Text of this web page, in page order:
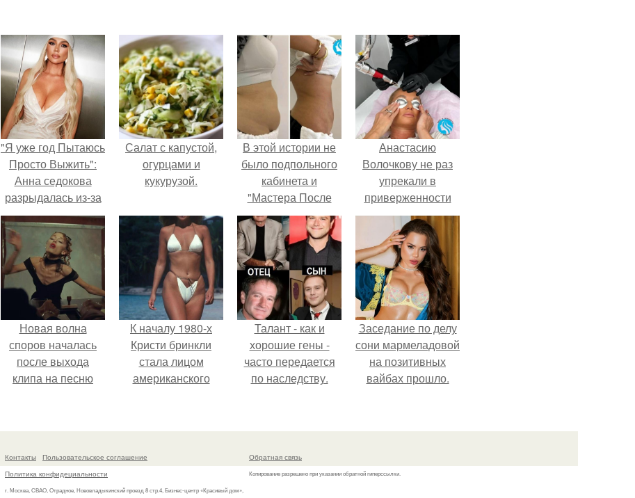
"Я уже год Пытаюсь
Просто Выжить":
Анна седокова
разрыдалась из-за
жесткой травли и
проклятий в сети.
Салат с капустой,
огурцами и
кукурузой.
В этой истории не
было подпольного
кабинета и
"Мастера После
Двухнедельных
Курсов".
Анастасию
Волочкову не раз
упрекали в
приверженности
устаревшим бьюти -
процедурам.
Новая волна
споров началась
после выхода
клипа на песню
К началу 1980-х
Кристи бринкли
стала лицом
американского
воплощением
привлекательности.
Талант - как и
хорошие гены -
часто передается
по наследству.
Заседание по делу
сони мармеладовой
на позитивных
вайбах прошло.
Контакты
Пользовательское соглашение
Политика конфидециальности
г. Москва, СВАО, Отрадное, Нововладыкинский проезд 8 стр.4, Бизнес-центр «Красивый дом»,
Обратная связь
Копирование разрешено при указании обратной гиперссылки.